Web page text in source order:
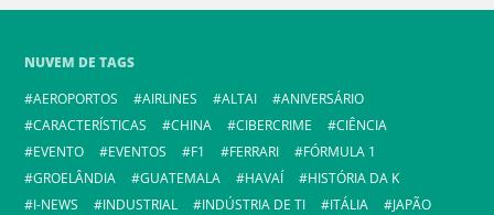
NUVEM DE TAGS
AEROPORTOS
AIRLINES ALTAI
ANIVERSÁRIO
CARACTERÍSTICAS
CHINA CIBERCRIME
CIÊNCIA
EVENTO
EVENTOS F1 FERRARI
FÓRMULA 1
GROELÂNDIA
GUATEMALA HAVAÍ
HISTÓRIA DA K
I-NEWS
INDUSTRIAL INDÚSTRIA DE TI ITÁLIA
JAPÃO